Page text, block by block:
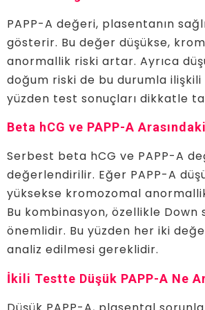
PAPP-A değeri, plasentanın
gösterir. Bu değer düşükse,
anormallik riski artar. Ayrıca
doğum riski de bu durumla ilişkili
yüzden test sonuçları dikkatle
Beta hCG ve PAPP-A
Serbest beta hCG ve PAPP-A
değerlendirilir. Eğer PAPP-A
yüksekse kromozomal
Bu kombinasyon, özellikle Down
önemlidir. Bu yüzden her iki
analiz edilmesi gereklidir.
İkili Testte Düşük PAPP-A Ne